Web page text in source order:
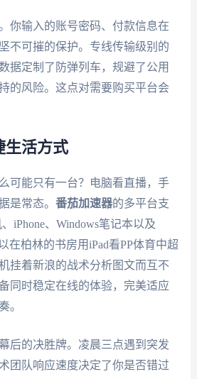
你输入的账号密码、付款信息在
不可摧的保护。专线传输级别的
据定制了防弹列车，规避了公用
的风险。这点对需要购买平台会
生活方式
可能只有一台？电脑看直播，手
是常态。 番茄加速器的多平台支
iPhone、Windows笔记本以及
在柏林的书房用iPad看PP体育中超
挂着新浪的战术分析图文而互不
同时稳定在线的体验，完美适应
。
后的决胜牌。凌晨三点遇到突发
团队响应速度决定了你是否错过